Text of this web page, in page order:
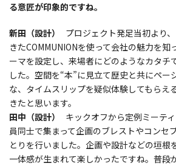
る意匠が印象的ですね。
新田（設計）
プロジェクト発足当初より
きたCOMMUNIONを使って会社の魅力を知
ーマを設定し、来場者にどのようなカタチ
した。空間を“本”に見立て歴史と共にペー
な、タイムスリップを疑似体験してもらえ
きたと思います。
田中（設計）
キックオフから定例ミーテ
員同士で集まって企画のブレストやコンセ
とりを行いました。企画や設計などの垣根
一体感が生まれて楽しかったですね。普段